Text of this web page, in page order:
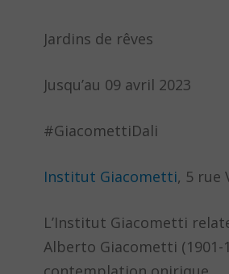
Jardins de rêves
Jusqu’au 09 avril 2023
#GiacomettiDali
Institut Giacometti, 5 rue
L’Institut Giacometti
Alberto Giacometti (1901-